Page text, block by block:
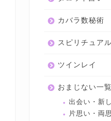
カバラ数秘術
スピリチュア
ツインレイ
おまじない一覧
出会い・新
片思い・両